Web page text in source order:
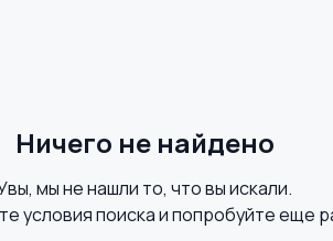
Ничего не найдено
мы не нашли то, что вы искали.
условия поиска и попробуйте еще